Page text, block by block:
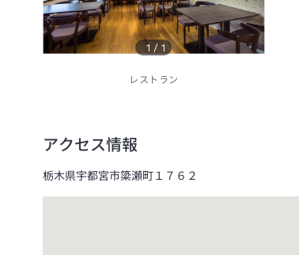
1 /1
レストラン
アクセス情報
栃木県宇都宮市簗瀬町１７６２